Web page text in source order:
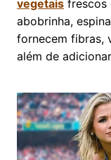
vegetais frescos
abobrinha,
fornecem fibras,
além de